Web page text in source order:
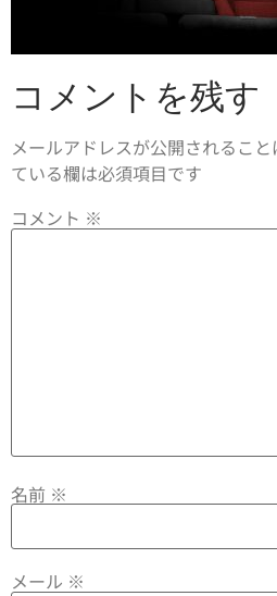
コメントを残す
メールアドレスが公開されること
ている欄は必須項目です
コメント ※
名前 ※
メール ※